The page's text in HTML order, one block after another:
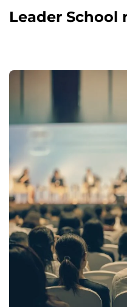
Leader School